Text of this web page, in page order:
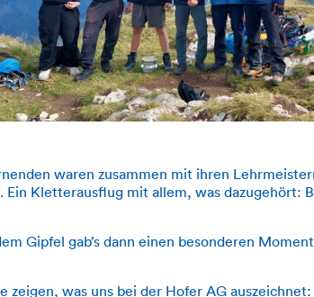
waren zusammen mit ihren
Ein Kletterausflug mit allem, was dazugehört:
Gipfel gab’s dann einen besonderen
zeigen, was uns bei der Hofer AG auszeichnet: